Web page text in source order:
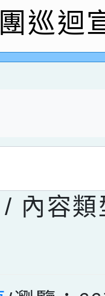
師
榮獲教
名
2026世
小創客佳
巡迴
容會更
內容類